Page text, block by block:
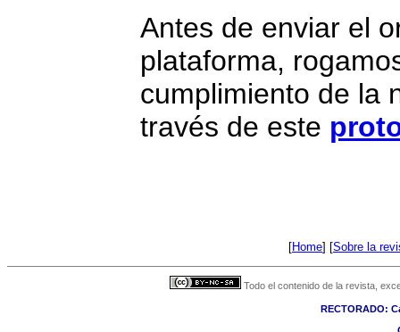
Antes de enviar el
plataforma,
cumplimiento de la
través de este
[Home] [Sobre la
Todo el contenido de la revista,
RECTORADO: